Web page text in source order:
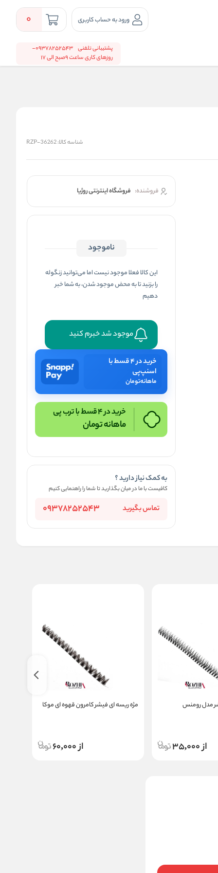
ورود به حساب کاربری 0
پشتیبانی تلفنی
09378252543-
روزهای کاری ساعت 9صبح الی 17
شناسه کالا:RZP-36262
فروشنده: فروشگاه اینترنتی روژیا
ناموجود
این کالا فعلا موجود نیست اما می‌توانید زنگوله
را بزنید تا به محض موجود شدن، به شما خبر
دهیم
موجود شد خبرم کنید
خرید در ۴ قسط با
اسنپ‌پی
ماهانهتومان
خرید در 4 قسط با ترب پی
ماهانهتومان
به کمک نیاز دارید ؟
کافیست با ما در میان بگذارید تا شما را راهنمایی کنیم
تماس بگیرید 09378252543
مدل رومنس
از 35,000
مژه ریسه ای فیشر کامرون قهوه ای موکا
از 60,000